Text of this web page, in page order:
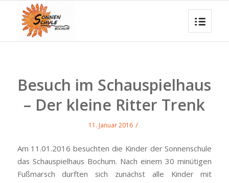
Besuch im Schauspielhaus
– Der kleine Ritter Trenk
11. Januar 2016 /
Am 11.01.2016 besuchten die Kinder der Sonnenschule
das Schauspielhaus Bochum. Nach einem 30 minütigen
Fußmarsch durften sich zunächst alle Kinder mit